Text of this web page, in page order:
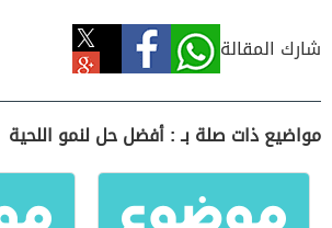
شارك المقالة
مواضيع ذات صلة بـ : أفضل حل لنمو اللحية